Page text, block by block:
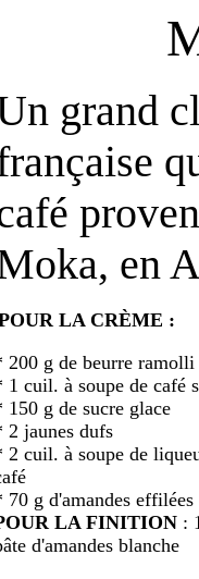
grand
en
LA CRÈME :
200 g de beurre ramolli
1 cuil. à soupe de café
150 g de sucre glace
2 jaunes dufs
2 cuil. à soupe de
70 g d'amandes effilées
LA FINITION :
d'amandes blanche